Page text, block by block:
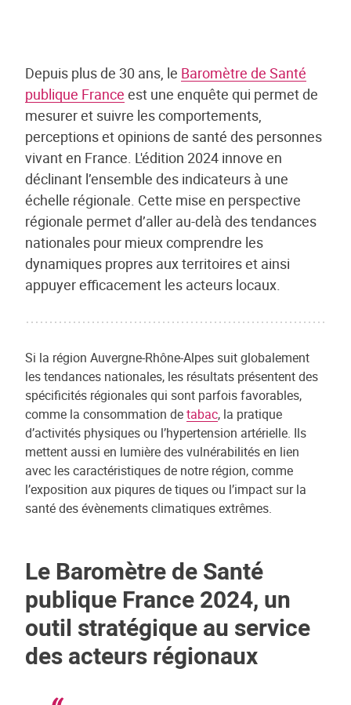
Depuis plus de 30 ans, le Baromètre de Santé
publique France est une enquête qui permet de
mesurer et suivre les comportements,
perceptions et opinions de santé des personnes
vivant en France. L'édition 2024 innove en
déclinant l’ensemble des indicateurs à une
échelle régionale. Cette mise en perspective
régionale permet d’aller au-delà des tendances
nationales pour mieux comprendre les
dynamiques propres aux territoires et ainsi
appuyer efficacement les acteurs locaux.
Si la région Auvergne-Rhône-Alpes suit globalement
les tendances nationales, les résultats présentent des
spécificités régionales qui sont parfois favorables,
comme la consommation detabac, la pratique
d’activités physiques ou l’hypertension artérielle. Ils
mettent aussi en lumière des vulnérabilités en lien
avec les caractéristiques de notre région, comme
l’exposition aux piqures de tiques ou l’impact sur la
santé des évènements climatiques extrêmes.
Le Baromètre de Santé
publique France 2024, un
outil stratégique au service
des acteurs régionaux